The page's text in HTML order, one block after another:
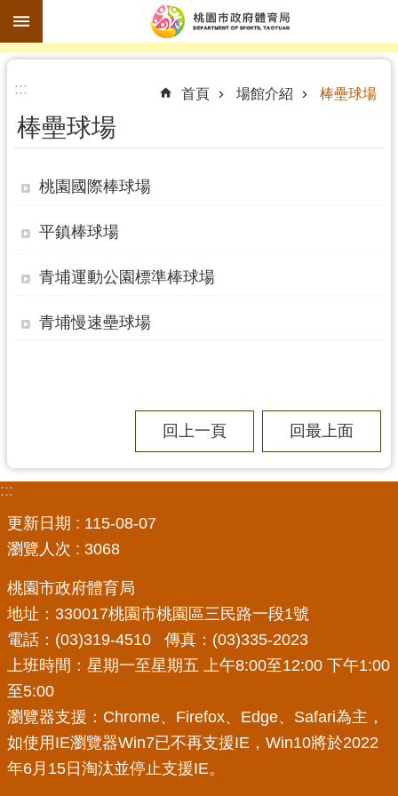
跳到主要內容區塊
進
搜
尋
訊
公
認
關
訊
錄
館
介
紹
體
育
活
動
業
::: 首頁 場館介紹 棒壘球場
棒壘球場
桃園國際棒球場
平鎮棒球場
青埔運動公園標準棒球場
青埔慢速壘球場
回上一頁 回最上面
:::
更新日期
115-08-07
瀏覽人次
3068
桃園市政府體育局
地址：330017桃園市桃園區三民路一段1號
電話：(03)319-4510 傳真：(03)335-2023
上班時間：星期一至星期五 上午8:00至12:00 下午1:00
至5:00
瀏覽器支援：Chrome、Firefox、Edge、Safari為主，
如使用IE瀏覽器Win7已不再支援IE，Win10將於2022
年6月15日淘汰並停止支援IE。